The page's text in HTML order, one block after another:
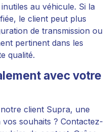
au véhicule. Si la
le client peut plus
de transmission ou
pertinent dans les
qualité.
avec votre
client Supra, une
souhaits ? Contactez-